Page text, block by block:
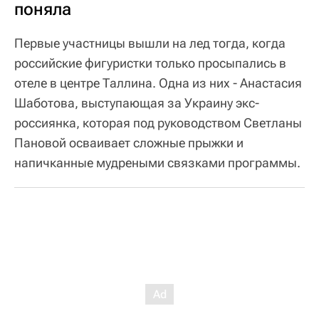
поняла
Первые участницы вышли на лед тогда, когда
российские фигуристки только просыпались в
отеле в центре Таллина. Одна из них - Анастасия
Шаботова, выступающая за Украину экс-
россиянка, которая под руководством Светланы
Пановой осваивает сложные прыжки и
напичканные мудреными связками программы.